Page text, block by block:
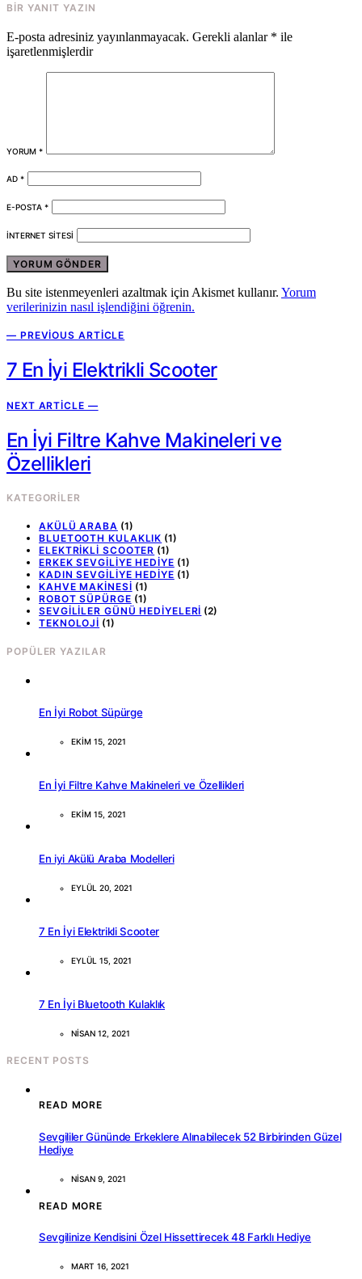
BIR YANIT YAZIN
E-posta adresiniz yayınlanmayacak. Gerekli alanlar * ile
işaretlenmişlerdir
YORUM *
AD *
E-POSTA *
İNTERNET SITESI
Bu site istenmeyenleri azaltmak için Akismet kullanır. Yorum
verilerinizin nasıl işlendiğini öğrenin.
— PREVIOUS ARTICLE
7 En İyi Elektrikli Scooter
NEXT ARTICLE —
En İyi Filtre Kahve Makineleri ve
Özellikleri
KATEGORILER
AKÜLÜ ARABA (1)
BLUETOOTH KULAKLIK (1)
ELEKTRIKLI SCOOTER (1)
ERKEK SEVGILIYE HEDIYE (1)
KADIN SEVGILIYE HEDIYE (1)
KAHVE MAKINESI (1)
ROBOT SÜPÜRGE (1)
SEVGILILER GÜNÜ HEDIYELERI (2)
TEKNOLOJI (1)
POPÜLER YAZILAR
En İyi Robot Süpürge
EKIM 15, 2021
En İyi Filtre Kahve Makineleri ve Özellikleri
EKIM 15, 2021
En iyi Akülü Araba Modelleri
EYLÜL 20, 2021
7 En İyi Elektrikli Scooter
EYLÜL 15, 2021
7 En İyi Bluetooth Kulaklık
NISAN 12, 2021
RECENT POSTS
READ MORE
Sevgililer Gününde Erkeklere Alınabilecek 52 Birbirinden Güzel
Hediye
NISAN 9, 2021
READ MORE
Sevgilinize Kendisini Özel Hissettirecek 48 Farklı Hediye
MART 16, 2021